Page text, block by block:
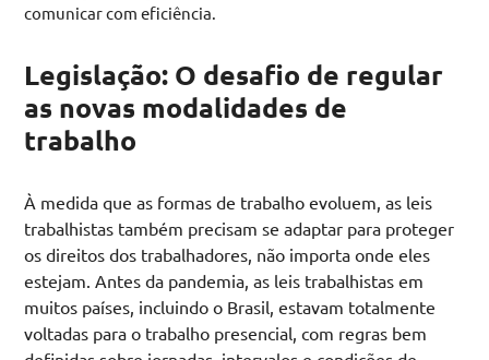
comunicar com eficiência.
Legislação: O desafio de regular
as novas modalidades de
trabalho
À medida que as formas de trabalho evoluem, as leis
trabalhistas também precisam se adaptar para proteger
os direitos dos trabalhadores, não importa onde eles
estejam. Antes da pandemia, as leis trabalhistas em
muitos países, incluindo o Brasil, estavam totalmente
voltadas para o trabalho presencial, com regras bem